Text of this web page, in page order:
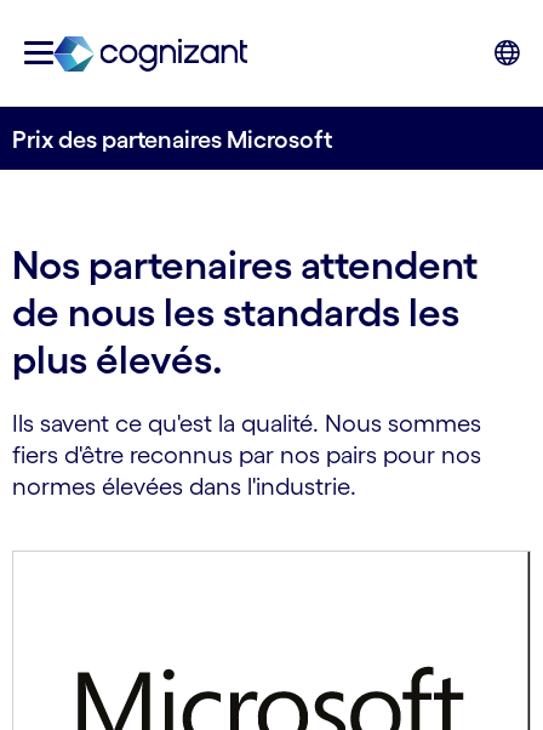
Prix des partenaires Microsoft
Nos partenaires attendent
de nous les standards les
plus élevés.
Ils savent ce qu'est la qualité. Nous sommes
fiers d'être reconnus par nos pairs pour nos
normes élevées dans l'industrie.